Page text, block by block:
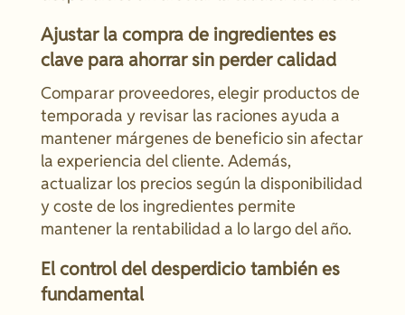
Ajustar la compra de ingredientes es
clave para ahorrar sin perder calidad
Comparar proveedores, elegir productos de
temporada y revisar las raciones ayuda a
mantener márgenes de beneficio sin afectar
la experiencia del cliente. Además,
actualizar los precios según la disponibilidad
y coste de los ingredientes permite
mantener la rentabilidad a lo largo del año.
El control del desperdicio también es
fundamental